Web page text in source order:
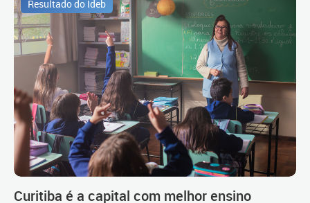
Resultado do Ideb
Curitiba é a capital com melhor ensino